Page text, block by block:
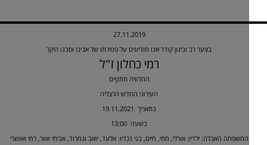
27.11.2019
בצער רב וביגון קודר אנו מודיעים על פטירתו של אבינו וסבנו היקר
רמי כחלון ז"ל
ההלוויה תתקיים
העירוני החדש הרצליה
19.11.2021 בתאריך
המשפחה האבלה: ילדיו: אורלי, מתי, חיים, בני נכדיו: אלעד, יואב ונמרוד, אביחי ואור, רמי ואושרי